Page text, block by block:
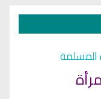
المسلمة